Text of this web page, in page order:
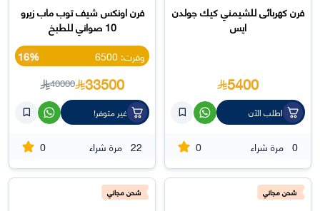
فرن كهربائى للشيمني كيك جولدن
ايس
5400
اطلب الآن
0 مرة شراء 0
فرن اونكس شيف توب ماب زيرو
10 صواني للطبخ
وفرت: 6500
16%
33500
40000
غير متوفر!
22 مرة شراء 0
شحن مجاني شحن مجاني